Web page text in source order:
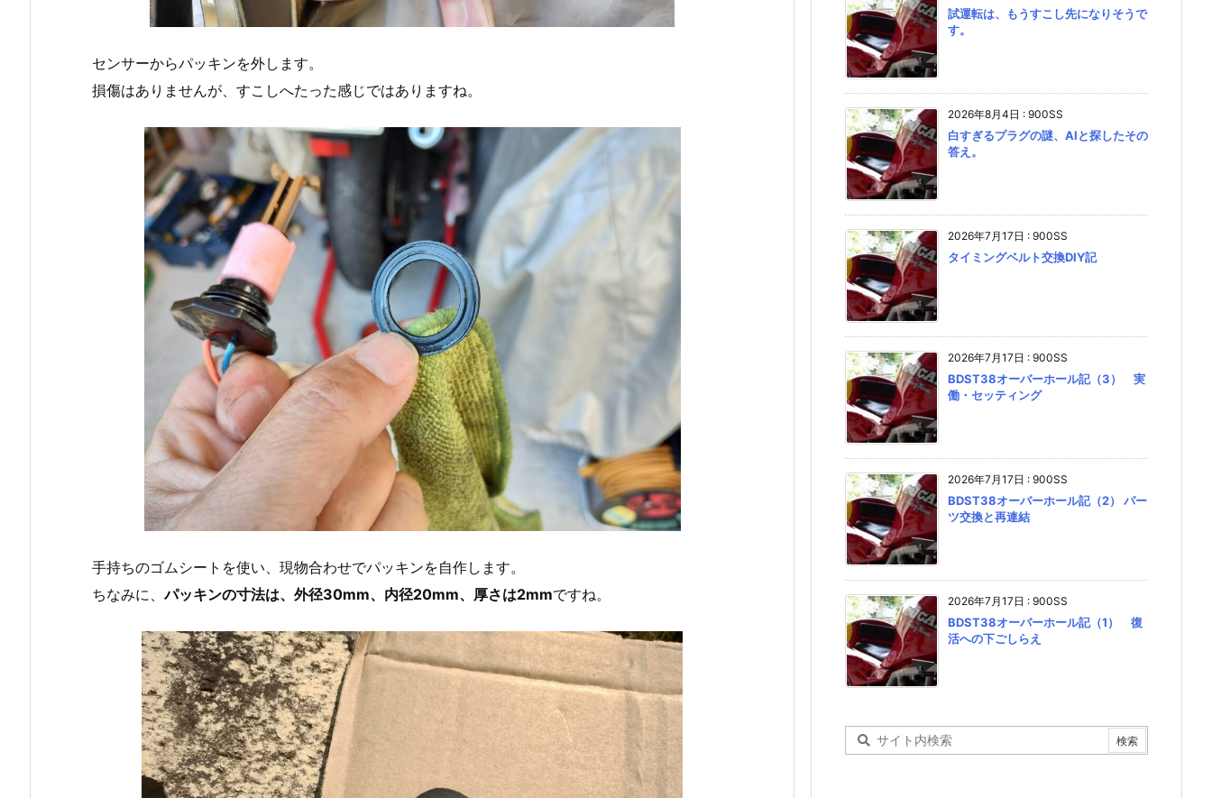
センサーからパッキンを外します。
損傷はありませんが、すこしへたった感じではありますね。
手持ちのゴムシートを使い、現物合わせでパッキンを自作します。
ちなみに、パッキンの寸法は、外径30mm、内径20mm、厚さは2mmですね。
試運転は、もうすこし先になりそうで
す。
2026年8月4日 : 900SS
白すぎるプラグの謎、AIと探したその
答え。
2026年7月17日 : 900SS
タイミングベルト交換DIY記
2026年7月17日 : 900SS
BDST38オーバーホール記（3） 実
働・セッティング
2026年7月17日 : 900SS
BDST38オーバーホール記（2） パー
ツ交換と再連結
2026年7月17日 : 900SS
BDST38オーバーホール記（1） 復
活への下ごしらえ